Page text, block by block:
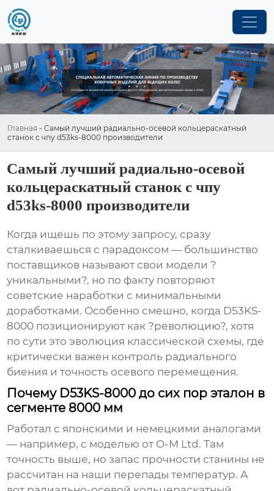
Главная - Самый лучший радиально-осевой кольцераскатный
станок с чпу d53ks-8000 производители
Самый лучший радиально-осевой
кольцераскатный станок с чпу
d53ks-8000 производители
Когда ищешь по этому запросу, сразу
сталкиваешься с парадоксом — большинство
поставщиков называют свои модели ?
уникальными?, но по факту повторяют
советские наработки с минимальными
доработками. Особенно смешно, когда D53KS-
8000 позиционируют как ?революцию?, хотя
по сути это эволюция классической схемы, где
критически важен контроль радиального
биения и точность осевого перемещения.
Почему D53KS-8000 до сих пор эталон в
сегменте 8000 мм
Работал с японскими и немецкими аналогами
— например, с моделью от O-M Ltd. Там
точность выше, но запас прочности станины не
рассчитан на наши перепады температур. А